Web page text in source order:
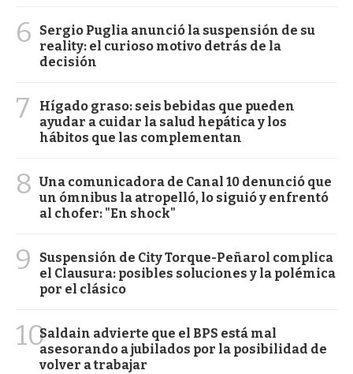
6
Sergio Puglia anunció la suspensión de su
reality: el curioso motivo detrás de la
decisión
7
Hígado graso: seis bebidas que pueden
ayudar a cuidar la salud hepática y los
hábitos que las complementan
8 Una comunicadora de Canal 10 denunció que
un ómnibus la atropelló, lo siguió y enfrentó
al chofer: "En shock"
9
Suspensión de City Torque-Peñarol complica
el Clausura: posibles soluciones y la polémica
por el clásico
10Saldain advierte que el BPS está mal
asesorando a jubilados por la posibilidad de
volver a trabajar